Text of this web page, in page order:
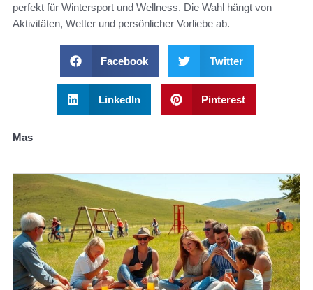
perfekt für Wintersport und Wellness. Die Wahl hängt von
Aktivitäten, Wetter und persönlicher Vorliebe ab.
Facebook Twitter
LinkedIn Pinterest
Mas